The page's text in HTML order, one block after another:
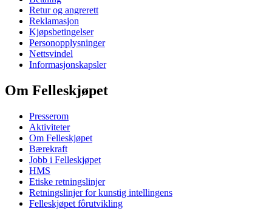
Retur og angrerett
Reklamasjon
Kjøpsbetingelser
Personopplysninger
Nettsvindel
Informasjonskapsler
Om Felleskjøpet
Presserom
Aktiviteter
Om Felleskjøpet
Bærekraft
Jobb i Felleskjøpet
HMS
Etiske retningslinjer
Retningslinjer for kunstig intellingens
Felleskjøpet fôrutvikling